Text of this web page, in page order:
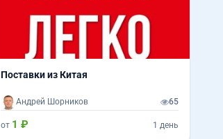
Поставки из Китая
Андрей Шорников 65
от 1 ₽ 1 день